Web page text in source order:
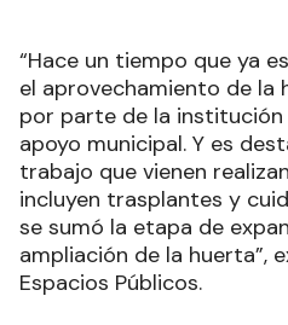
“Hace un tiempo que ya
el aprovechamiento de la
por parte de la institución
apoyo municipal. Y es
trabajo que vienen
incluyen trasplantes y
se sumó la etapa de
ampliación de la huerta”,
Espacios Públicos.